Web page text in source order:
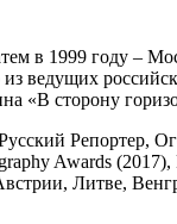
в 1999 году –
ведущих
«В сторону
Репортер,
Awards
Литве,